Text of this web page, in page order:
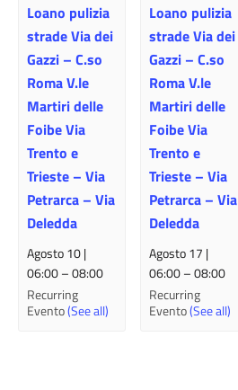
Loano pulizia
strade Via dei
Gazzi – C.so
Roma V.le
Martiri delle
Foibe Via
Trento e
Trieste – Via
Petrarca – Via
Deledda
Agosto 10 |
06:00–08:00
Recurring
Evento(See all)
Loano pulizia
strade Via dei
Gazzi – C.so
Roma V.le
Martiri delle
Foibe Via
Trento e
Trieste – Via
Petrarca – Via
Deledda
Agosto 17 |
06:00–08:00
Recurring
Evento(See all)